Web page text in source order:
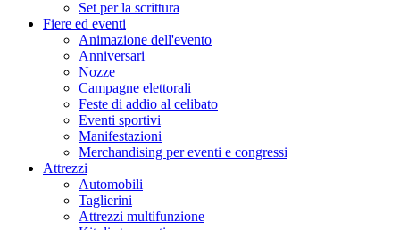
Set per la scrittura
Fiere ed eventi
Animazione dell'evento
Anniversari
Nozze
Campagne elettorali
Feste di addio al celibato
Eventi sportivi
Manifestazioni
Merchandising per eventi e congressi
Attrezzi
Automobili
Taglierini
Attrezzi multifunzione